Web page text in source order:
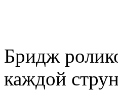
Бридж
каждой